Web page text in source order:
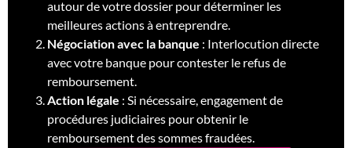
autour de votre dossier pour déterminer les
meilleures actions à entreprendre.
Négociation avec la banque : Interlocution directe
avec votre banque pour contester le refus de
remboursement.
Action légale : Si nécessaire, engagement de
procédures judiciaires pour obtenir le
remboursement des sommes fraudées.